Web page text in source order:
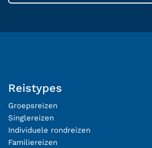
Reistypes
Groepsreizen
Singlereizen
Individuele rondreizen
Familiereizen